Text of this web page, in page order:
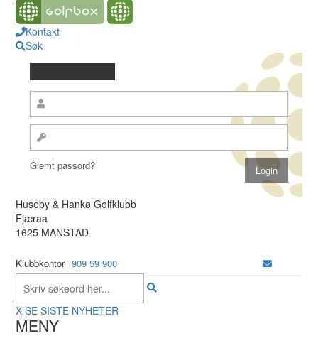
Kontakt
Søk
Glemt passord?
Huseby & Hankø Golfklubb
Fjæraa
1625 MANSTAD
Klubbkontor 909 59 900
X SE SISTE NYHETER
MENY